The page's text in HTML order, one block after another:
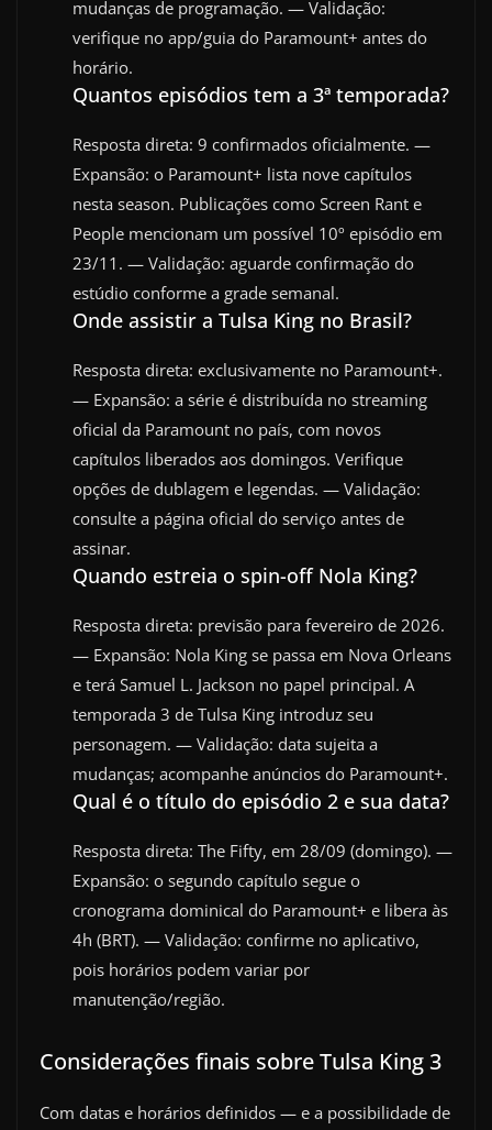
mudanças de programação. — Validação:
verifique no app/guia do Paramount+ antes do
horário.
Quantos episódios tem a 3ª temporada?
Resposta direta: 9 confirmados oficialmente. —
Expansão: o Paramount+ lista nove capítulos
nesta season. Publicações como Screen Rant e
People mencionam um possível 10º episódio em
23/11. — Validação: aguarde confirmação do
estúdio conforme a grade semanal.
Onde assistir a Tulsa King no Brasil?
Resposta direta: exclusivamente no Paramount+.
— Expansão: a série é distribuída no streaming
oficial da Paramount no país, com novos
capítulos liberados aos domingos. Verifique
opções de dublagem e legendas. — Validação:
consulte a página oficial do serviço antes de
assinar.
Quando estreia o spin-off Nola King?
Resposta direta: previsão para fevereiro de 2026.
— Expansão: Nola King se passa em Nova Orleans
e terá Samuel L. Jackson no papel principal. A
temporada 3 de Tulsa King introduz seu
personagem. — Validação: data sujeita a
mudanças; acompanhe anúncios do Paramount+.
Qual é o título do episódio 2 e sua data?
Resposta direta: The Fifty, em 28/09 (domingo). —
Expansão: o segundo capítulo segue o
cronograma dominical do Paramount+ e libera às
4h (BRT). — Validação: confirme no aplicativo,
pois horários podem variar por
manutenção/região.
Considerações finais sobre Tulsa King 3
Com datas e horários definidos — e a possibilidade de